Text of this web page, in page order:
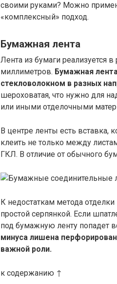
своими руками? Можно
«комплексный» подход.
Бумажная лента
Лента из бумаги реализуется
миллиметров. Бумажная
стекловолокном в разных
шероховатая, что нужно для
или иными отделочными
В центре ленты есть вставка,
клеить не только между
ГКЛ. В отличие от обычного
К недостаткам метода
простой серпянкой. Если
под бумажную ленту попадет
минуса лишена
важной роли.
к содержанию ↑